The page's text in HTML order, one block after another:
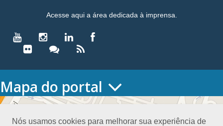
Nós usamos cookies para melhorar sua experiência de
Acesse aqui a área dedicada à imprensa.
Mapa do portal
HOME
Conselho Diretor